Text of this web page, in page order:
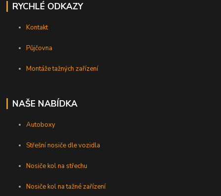
RYCHLÉ ODKAZY
Kontakt
Půjčovna
Montáže tažných zařízení
NAŠE NABÍDKA
Autoboxy
Střešní nosiče dle vozidla
Nosiče kol na střechu
Nosiče kol na tažné zařízení